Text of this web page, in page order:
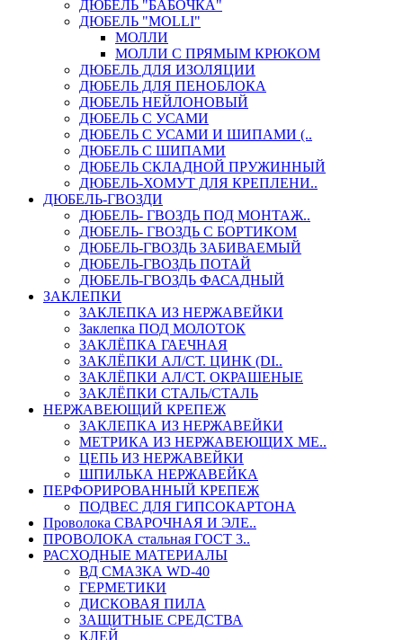
ДЮБЕЛЬ "БАБОЧКА"
ДЮБЕЛЬ "МOLLI"
МОЛЛИ
МОЛЛИ С ПРЯМЫМ КРЮКОМ
ДЮБЕЛЬ ДЛЯ ИЗОЛЯЦИИ
ДЮБЕЛЬ ДЛЯ ПЕНОБЛОКА
ДЮБЕЛЬ НЕЙЛОНОВЫЙ
ДЮБЕЛЬ С УСАМИ
ДЮБЕЛЬ С УСАМИ И ШИПАМИ (..
ДЮБЕЛЬ С ШИПАМИ
ДЮБЕЛЬ СКЛАДНОЙ ПРУЖИННЫЙ
ДЮБЕЛЬ-ХОМУТ ДЛЯ КРЕПЛЕНИ..
ДЮБЕЛЬ-ГВОЗДИ
ДЮБЕЛЬ- ГВОЗДЬ ПОД МОНТАЖ..
ДЮБЕЛЬ- ГВОЗДЬ С БОРТИКОМ
ДЮБЕЛЬ-ГВОЗДЬ ЗАБИВАЕМЫЙ
ДЮБЕЛЬ-ГВОЗДЬ ПОТАЙ
ДЮБЕЛЬ-ГВОЗДЬ ФАСАДНЫЙ
ЗАКЛЕПКИ
ЗАКЛЕПКА ИЗ НЕРЖАВЕЙКИ
Заклепка ПОД МОЛОТОК
ЗАКЛЁПКА ГАЕЧНАЯ
ЗАКЛЁПКИ АЛ/СТ. ЦИНК (DI..
ЗАКЛЁПКИ АЛ/СТ. ОКРАШЕНЫЕ
ЗАКЛЁПКИ СТАЛЬ/СТАЛЬ
НЕРЖАВЕЮЩИЙ КРЕПЕЖ
ЗАКЛЕПКА ИЗ НЕРЖАВЕЙКИ
МЕТРИКА ИЗ НЕРЖАВЕЮЩИХ МЕ..
ЦЕПЬ ИЗ НЕРЖАВЕЙКИ
ШПИЛЬКА НЕРЖАВЕЙКА
ПЕРФОРИРОВАННЫЙ КРЕПЕЖ
ПОДВЕС ДЛЯ ГИПСОКАРТОНА
Проволока СВАРОЧНАЯ И ЭЛЕ..
ПРОВОЛОКА стальная ГОСТ 3..
РАСХОДНЫЕ МАТЕРИАЛЫ
ВД СМАЗКА WD-40
ГЕРМЕТИКИ
ДИСКОВАЯ ПИЛА
ЗАЩИТНЫЕ СРЕДСТВА
КЛЕЙ